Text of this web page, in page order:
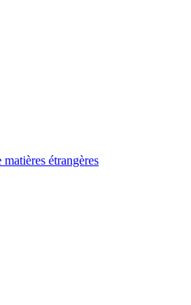
étrangères